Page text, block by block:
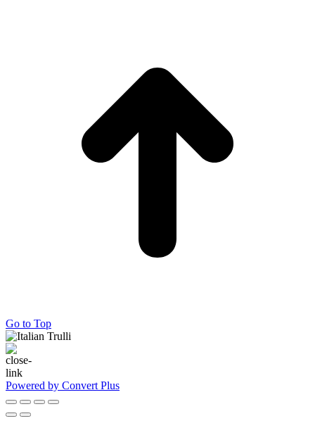
Go to Top
Powered by Convert Plus